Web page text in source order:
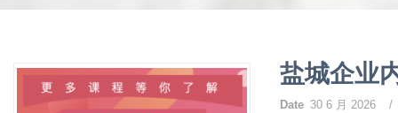
盐城企业
Date 30 6 月 2026 /